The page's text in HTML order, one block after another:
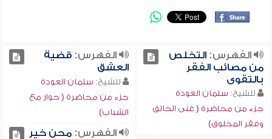
الفهرس:التخلص
من مصائب الفقر
بالتقوى
للشيخ: سلمان العودة
جزء من محاضرة ( غنى الخالق
وفقر المخلوق)
الفهرس:قضية
العشق
للشيخ: سلمان العودة
جزء من محاضرة ( حوار مع
الشباب)
الفهرس:محن خير